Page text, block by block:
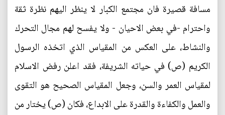
مسافة قصيرة فان مجتمع الكبار لا ينظر اليهم نظرة ثقة
واحترام -في بعض الاحيان - ولا يفسح لهم مجال التحرك
والنشاط، على العكس من المقياس الذي اتخذه الرسول
الكريم (ص) في حياته الشريفة، فقد اعلن رفض الاسلام
لمقياس العمر والسن، وجعل المقياس الصحيح هو التقوى
والعمل والكفاءة والقدرة على الابداع، فكان (ص) يختار من